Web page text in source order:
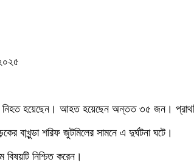
হয়েছেন। আহত হয়েছেন অন্তত ৩৫ জন।
বাখুন্ডা শরিফ জুটমিলের সামনে এ দুর্ঘটনা ঘটে।
নিশ্চিত করেন।